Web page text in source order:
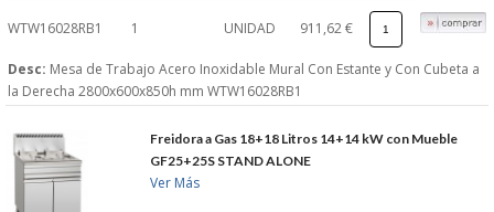
WTW16028RB1 1 UNIDAD 911,62 €
Desc: Mesa de Trabajo Acero Inoxidable Mural Con Estante y Con Cubeta a
la Derecha 2800x600x850h mm WTW16028RB1
Freidora a Gas 18+18 Litros 14+14 kW con Mueble
GF25+25S STAND ALONE
Ver Más